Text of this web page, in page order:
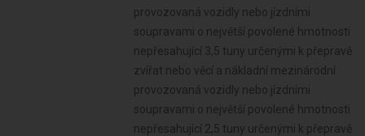
provozovaná vozidly nebo jízdními
soupravami o největší povolené hmotnosti
nepřesahující 3,5 tuny určenými k přepravě
zvířat nebo věcí a nákladní mezinárodní
provozovaná vozidly nebo jízdními
soupravami o největší povolené hmotnosti
nepřesahující 2,5 tuny určenými k přepravě